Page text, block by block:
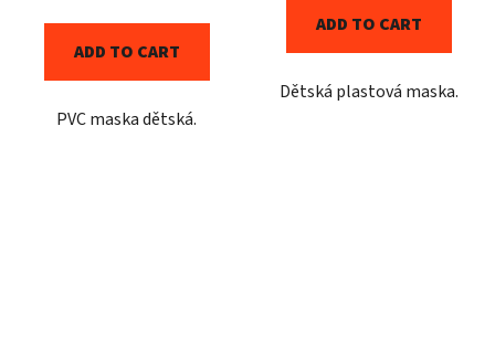
ADD TO CART
PVC maska dětská.
ADD TO CART
Dětská plastová maska.